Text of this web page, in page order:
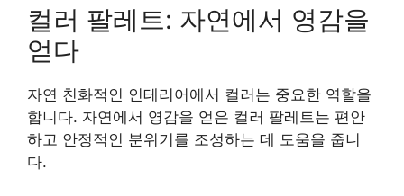
컬러 팔레트: 자연에서 영감을
얻다
자연 친화적인 인테리어에서 컬러는 중요한 역할을
합니다. 자연에서 영감을 얻은 컬러 팔레트는 편안
하고 안정적인 분위기를 조성하는 데 도움을 줍니
다.